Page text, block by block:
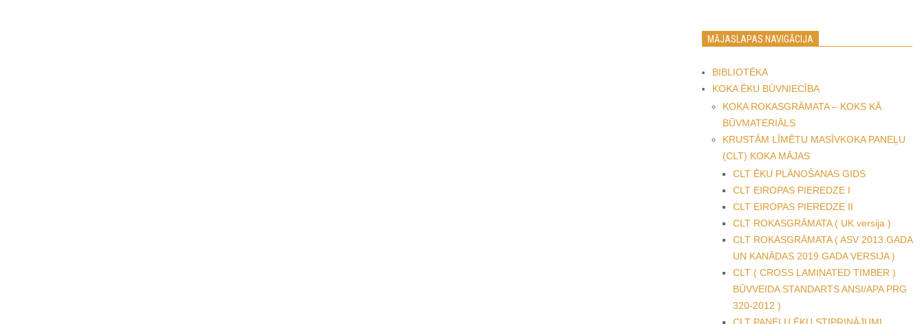
MĀJASLAPAS NAVIGĀCIJA
BIBLIOTĒKA
KOKA ĒKU BŪVNIECĪBA
KOKA ROKASGRĀMATA – KOKS KĀ
BŪVMATERIĀLS
KRUSTĀM LĪMĒTU MASĪVKOKA PANEĻU
(CLT) KOKA MĀJAS
CLT ĒKU PLĀNOŠANAS GIDS
CLT EIROPAS PIEREDZE I
CLT EIROPAS PIEREDZE II
CLT ROKASGRĀMATA ( UK versija )
CLT ROKASGRĀMATA ( ASV 2013.GADA
UN KANĀDAS 2019.GADA VERSIJA )
CLT ( CROSS LAMINATED TIMBER )
BŪVVEIDA STANDARTS ANSI/APA PRG
320-2012 )